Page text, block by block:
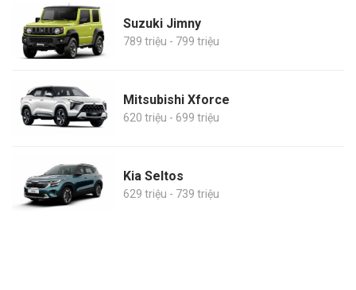
Suzuki Jimny
789 triệu - 799 triệu
Mitsubishi Xforce
620 triệu - 699 triệu
Kia Seltos
629 triệu - 739 triệu